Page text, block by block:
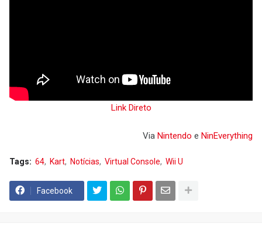
Link Direto
Via Nintendo e NinEverything
Tags: 64 Kart Notícias Virtual Console Wii U
Facebook